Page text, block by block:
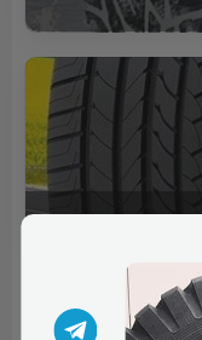
Отзывы (0)